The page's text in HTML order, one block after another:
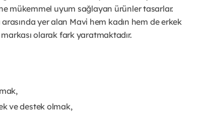
mükemmel uyum sağlayan ürünler tasarlar.
yer alan Mavi hem kadın hem de erkek
olarak fark yaratmaktadır.
ve destek olmak,